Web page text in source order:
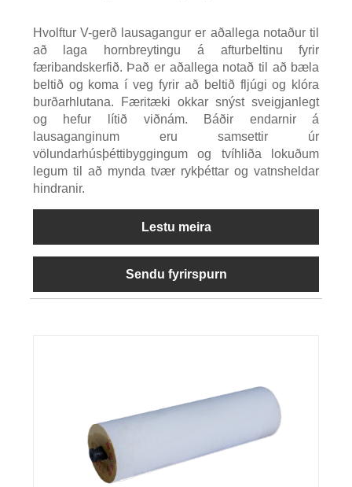
Hvolftur V-gerð lausagangur er aðallega notaður til
að laga hornbreytingu á afturbeltinu fyrir
færibandskerfið. Það er aðallega notað til að bæla
beltið og koma í veg fyrir að beltið fljúgi og klóra
burðarhlutana. Færitæki okkar snýst sveigjanlegt
og hefur lítið viðnám. Báðir endarnir á
lausaganginum eru samsettir úr
völundarhúsþéttibyggingum og tvíhliða lokuðum
legum til að mynda tvær rykþéttar og vatnsheldar
hindranir.
Lestu meira
Sendu fyrirspurn